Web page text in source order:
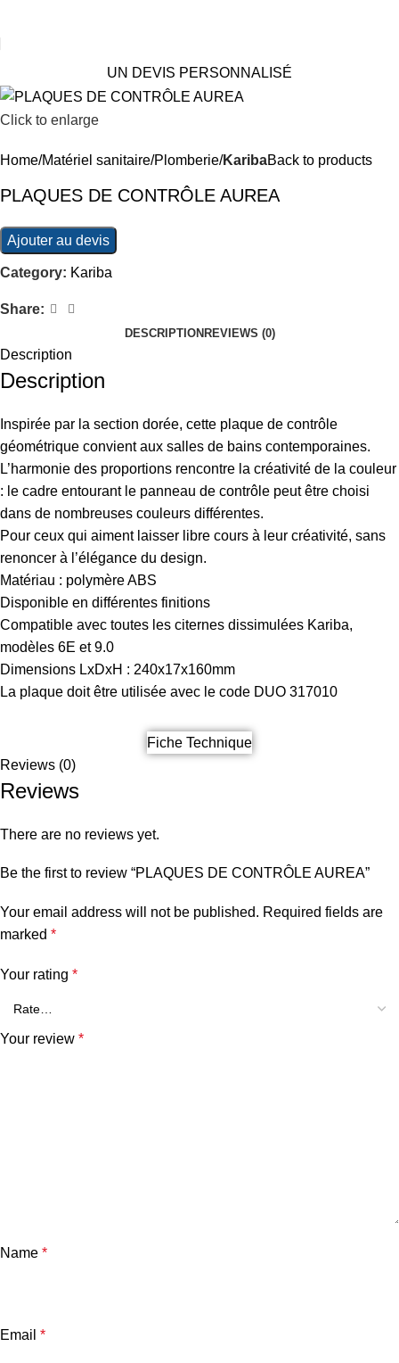
UN DEVIS PERSONNALISÉ
Click to enlarge
Home Matériel sanitaire Plomberie KaribaBack to products
PLAQUES DE CONTRÔLE AUREA
Ajouter au devis
Category: Kariba
Share:
DESCRIPTION REVIEWS (0)
Description
Description
Inspirée par la section dorée, cette plaque de contrôle
géométrique convient aux salles de bains contemporaines.
L’harmonie des proportions rencontre la créativité de la couleur
: le cadre entourant le panneau de contrôle peut être choisi
dans de nombreuses couleurs différentes.
Pour ceux qui aiment laisser libre cours à leur créativité, sans
renoncer à l’élégance du design.
Matériau : polymère ABS
Disponible en différentes finitions
Compatible avec toutes les citernes dissimulées Kariba,
modèles 6E et 9.0
Dimensions LxDxH : 240x17x160mm
La plaque doit être utilisée avec le code DUO 317010
Fiche Technique
Reviews (0)
Reviews
There are no reviews yet.
Be the first to review “PLAQUES DE CONTRÔLE AUREA”
Your email address will not be published. Required fields are
marked *
Your rating *
Your review *
Name *
Email *